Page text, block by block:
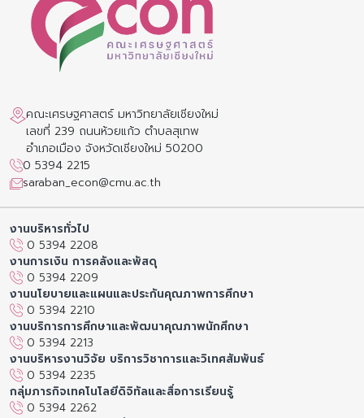
คณะเศรษฐศาสตร์ มหาวิทยาลัยเชียงใหม่
เลขที่ 239 ถนนห้วยแก้ว ตำบลสุเทพ
อำเภอเมือง จังหวัดเชียงใหม่ 50200
0 5394 2215
saraban_econ@cmu.ac.th
งานบริหารทั่วไป
0 5394 2208
งานการเงิน การคลังและพัสดุ
0 5394 2209
งานนโยบายและแผนและประกันคุณภาพการศึกษา
0 5394 2210
งานบริการการศึกษาและพัฒนาคุณภาพนักศึกษา
0 5394 2213
งานบริหารงานวิจัย บริการวิชาการและวิเทศสัมพันธ์
0 5394 2235
กลุ่มภารกิจเทคโนโลยีดิจิทัลและสื่อการเรียนรู้
0 5394 2262